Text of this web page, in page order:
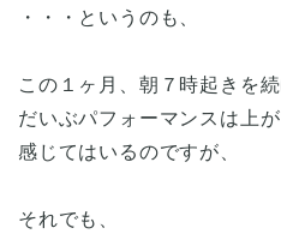
・・・というのも、
この１ヶ月、朝７時起きを続
だいぶパフォーマンスは上
感じてはいるのですが、
それでも、